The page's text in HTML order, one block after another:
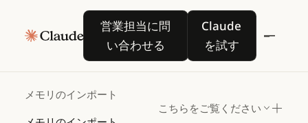
営業担当に問
い合わせる
営業担当に問い合わせる
Claude
を試す
Claude を試す
メモリのインポート
こちらをご覧ください
ゼロから始めることな
くClaudeに切り替え
る